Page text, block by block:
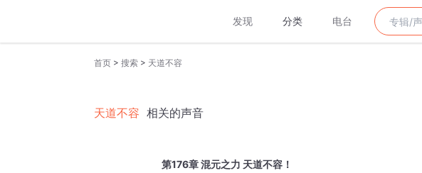
发现 分类 电台
首页 > 搜索 > 天道不容
天道不容 相关的声音
第176章 混元之力 天道不容！